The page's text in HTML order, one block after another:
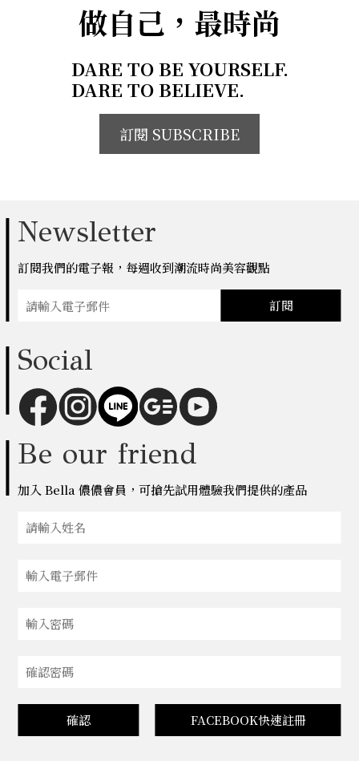
做自己，最時尚
DARE TO BE YOURSELF.
DARE TO BELIEVE.
訂閱 SUBSCRIBE
Newsletter
訂閱我們的電子報，每週收到潮流時尚美容觀點
訂閱
Social
Be our friend
加入 Bella 儂儂會員，可搶先試用體驗我們提供的產品
確認 FACEBOOK快速註冊